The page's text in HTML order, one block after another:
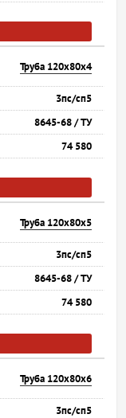
Труба 120х80х4
3пс/сп5
8645-68 / ТУ
74 580
Труба 120х80х5
3пс/сп5
8645-68 / ТУ
74 580
Труба 120х80х6
3пс/сп5